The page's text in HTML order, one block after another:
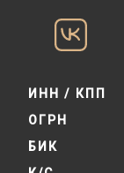
ИНН / КПП
ОГРН
БИК